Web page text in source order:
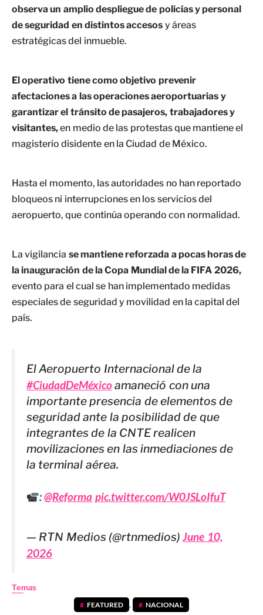
observa un amplio despliegue de policías y personal
de seguridad en distintos accesos y áreas
estratégicas del inmueble.
El operativo tiene como objetivo prevenir
afectaciones a las operaciones aeroportuarias y
garantizar el tránsito de pasajeros, trabajadores y
visitantes,en medio de las protestas que mantiene el
magisterio disidente en la Ciudad de México.
Hasta el momento, las autoridades no han reportado
bloqueos ni interrupciones en los servicios del
aeropuerto, que continúa operando con normalidad.
La vigilancia se mantiene reforzada a pocas horas de
la inauguración de la Copa Mundial de la FIFA 2026,
evento para el cual se han implementado medidas
especiales de seguridad y movilidad en la capital del
país.
El Aeropuerto Internacional de la
#CiudadDeMéxicoamaneció con una
importante presencia de elementos de
seguridad ante la posibilidad de que
integrantes de la CNTE realicen
movilizaciones en las inmediaciones de
la terminal aérea.
:@Reforma pic.twitter.com/W0JSLoIfuT
— RTN Medios (@rtnmedios)June 10,
2026
Temas
FEATURED , NACIONAL